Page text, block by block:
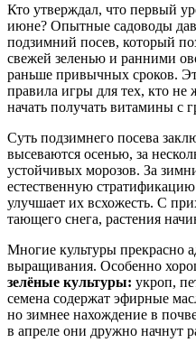
Кто утверждал, что первый
июне? Опытные садоводы
подзимний посев, который
свежей зеленью и ранними
раньше привычных сроков.
правила игры для тех, кто не
начать получать витамины с
Суть подзимнего посева
высеваются осенью, за
устойчивых морозов. За
естественную
улучшает их всхожесть. С
тающего снега, растения
Многие культуры прекрасно
выращивания. Особенно
зелёные культуры: укроп,
семена содержат эфирные
но зимнее нахождение в
в апреле они дружно начнут